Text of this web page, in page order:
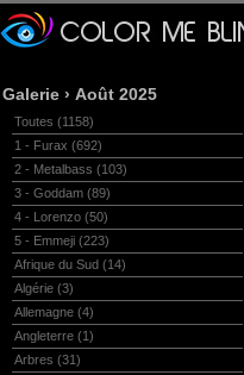
Galerie › Août 2025
Toutes (1158)
1 - Furax (692)
2 - Metalbass (103)
3 - Goddam (89)
4 - Lorenzo (50)
5 - Emmeji (223)
Afrique du Sud (14)
Algérie (3)
Allemagne (4)
Angleterre (1)
Arbres (31)